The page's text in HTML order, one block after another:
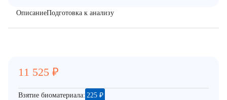
ОписаниеПодготовка к анализу
11 525 ₽
Взятие биоматериала: 225 ₽